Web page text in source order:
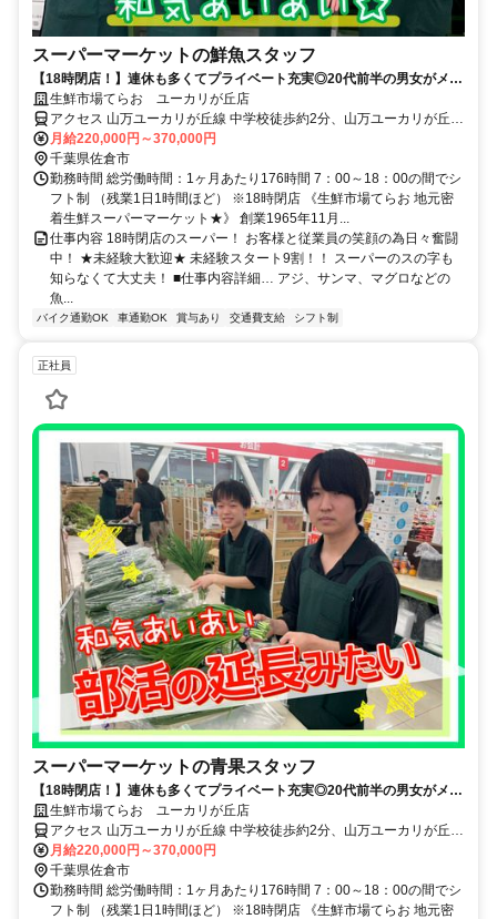
スーパーマーケットの鮮魚スタッフ
【18時閉店！】連休も多くてプライベート充実◎20代前半の男女がメイ
ンで活躍中！
生鮮市場てらお ユーカリが丘店
アクセス 山万ユーカリが丘線 中学校徒歩約2分、山万ユーカリが丘線
女子大徒歩約10分、山万ユーカリが丘線 井野（千葉県）徒歩約12分
月給220,000円～370,000円
千葉県佐倉市
勤務時間 総労働時間：1ヶ月あたり176時間 7：00～18：00の間でシ
フト制 （残業1日1時間ほど） ※18時閉店 《生鮮市場てらお 地元密
着生鮮スーパーマーケット★》 創業1965年11月...
仕事内容 18時閉店のスーパー！ お客様と従業員の笑顔の為日々奮闘
中！ ★未経験大歓迎★ 未経験スタート9割！！ スーパーのスの字も
知らなくて大丈夫！ ■仕事内容詳細… アジ、サンマ、マグロなどの
魚...
バイク通勤OK 車通勤OK 賞与あり 交通費支給 シフト制
正社員
スーパーマーケットの青果スタッフ
【18時閉店！】連休も多くてプライベート充実◎20代前半の男女がメイ
ンで活躍中！
生鮮市場てらお ユーカリが丘店
アクセス 山万ユーカリが丘線 中学校徒歩約2分、山万ユーカリが丘線
女子大徒歩約10分、山万ユーカリが丘線 井野（千葉県）徒歩約12分
月給220,000円～370,000円
千葉県佐倉市
勤務時間 総労働時間：1ヶ月あたり176時間 7：00～18：00の間でシ
フト制 （残業1日1時間ほど） ※18時閉店 《生鮮市場てらお 地元密